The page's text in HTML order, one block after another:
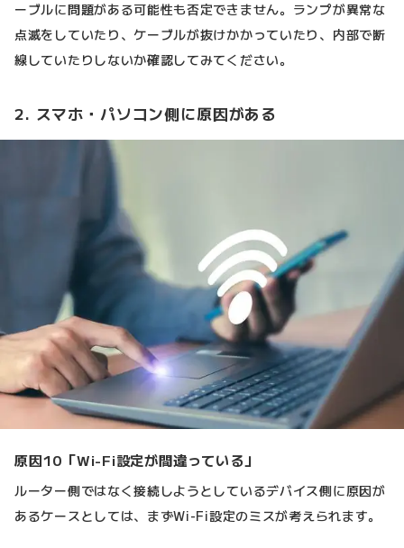
ーブルに問題がある可能性も否定できません。ランプが異常な
点滅をしていたり、ケーブルが抜けかかっていたり、内部で断
線していたりしないか確認してみてください。
2. スマホ・パソコン側に原因がある
原因10「Wi-Fi設定が間違っている」
ルーター側ではなく接続しようとしているデバイス側に原因が
あるケースとしては、まずWi-Fi設定のミスが考えられます。